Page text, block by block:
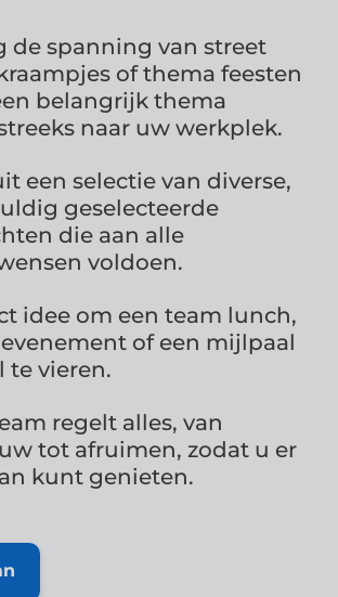
de spanning van street
of thema feesten
belangrijk thema
naar uw werkplek.
een selectie van diverse,
geselecteerde
die aan alle
voldoen.
idee om een ​​team lunch,
of een mijlpaal
te vieren.
regelt alles, van
tot afruimen, zodat u er
kunt genieten.